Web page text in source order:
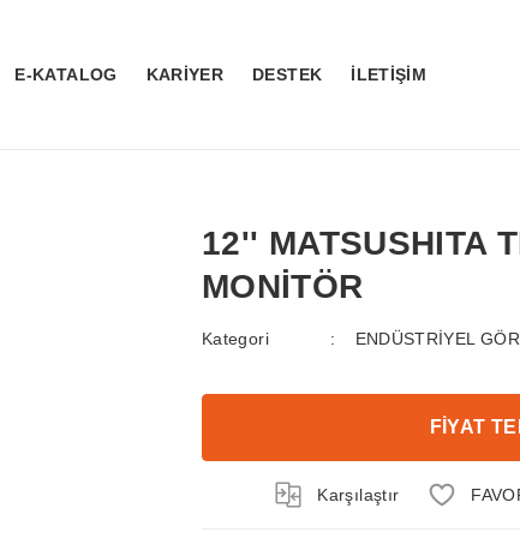
E-KATALOG KARİYER DESTEK İLETİŞİM
12'' MATSUSHITA
MONİTÖR
Kategori ENDÜSTRİYEL
FİYAT
Karşılaştır